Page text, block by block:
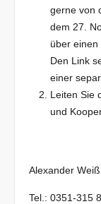
gerne von
dem 27.
über einen
Den Link
einer
Leiten Sie
und
Alexander
Tel.: 0351-315